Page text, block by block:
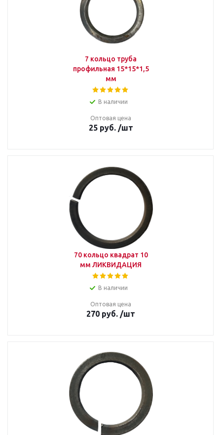
7 кольцо труба
профильная 15*15*1,5
мм
В наличии
Оптовая цена
25руб. /шт
70 кольцо квадрат 10
мм ЛИКВИДАЦИЯ
В наличии
Оптовая цена
270 руб. /шт